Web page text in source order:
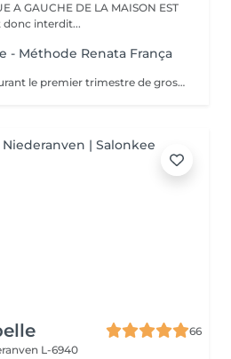
A GAUCHE DE LA MAISON EST
donc interdit...
- Méthode Renata França
Aucun soin n'est réalisé durant le premier trimestre de grossesse. La grossesse entraîne souvent des inconforts physiques importants : sensation de jambes lourdes, rétention d'eau, gonflements, circulation ralentie ou fatigue accrue. Le drainage lymphatique méthode Renata França, lorsqu'il est adapté à la grossesse, permet d'accompagner le corps avec douceur et précision. Il aide à soulager les tensions, à améliorer la circulation lymphatique et à apporter une sensation de légèreté durable, dans le respect total du corps et de cette période particulière. Un accompagnement expert, pensé pour le confort, le bien-être et l'équilibre de la future maman.
66
L-6940